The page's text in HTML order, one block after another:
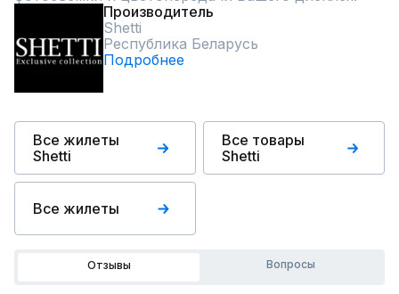
Производитель
Shetti
Республика Беларусь
Подробнее
Все жилеты
Shetti
Все товары
Shetti
Все жилеты
Отзывы Вопросы